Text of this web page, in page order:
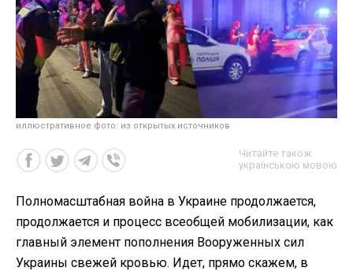
иллюстративное фото: из открытых источников
Читайте також
українською мовою
Полномасштабная война в Украине продолжается,
продолжается и процесс всеобщей мобилизации, как
главный элемент пополнения Вооруженных сил
Украины свежей кровью. Идет, прямо скажем, в